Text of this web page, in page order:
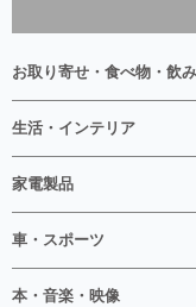
お取り寄せ・食べ物・飲
生活・インテリア
家電製品
車・スポーツ
本・音楽・映像